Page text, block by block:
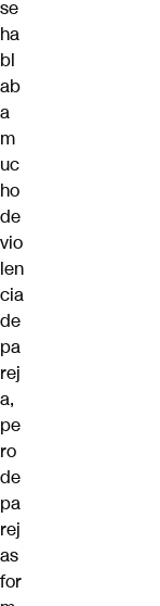
se
ha
bl
ab
a
m
uc
ho
de
vio
len
cia
de
pa
rej
a,
pe
ro
de
pa
rej
as
for